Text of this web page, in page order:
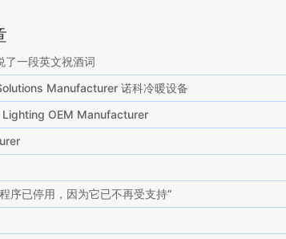
了一段英文祝酒词
Manufacturer 诺科冷暖设备
OEM Manufacturer
序已停用，因为它已不再受支持”